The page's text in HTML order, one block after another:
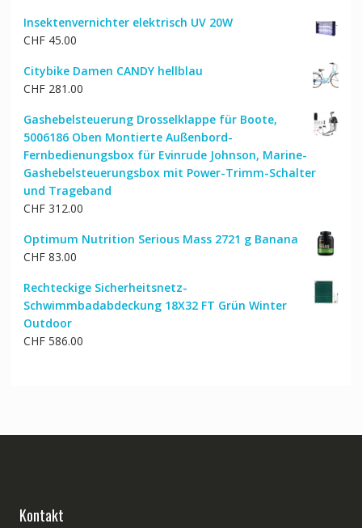
war:
ist:
Insektenvernichter elektrisch UV 20W
CHF45.00
Citybike Damen CANDY hellblau
CHF281.00
Gashebelsteuerung Drosselklappe für Boote,
5006186 Oben Montierte Außenbord-
Fernbedienungsbox für Evinrude Johnson, Marine-
Gashebelsteuerungsbox mit Power-Trimm-Schalter
und Trageband
CHF312.00
Optimum Nutrition Serious Mass 2721 g Banana
CHF83.00
Rechteckige Sicherheitsnetz-
Schwimmbadabdeckung 18X32 FT Grün Winter
Outdoor
CHF586.00
Kontakt